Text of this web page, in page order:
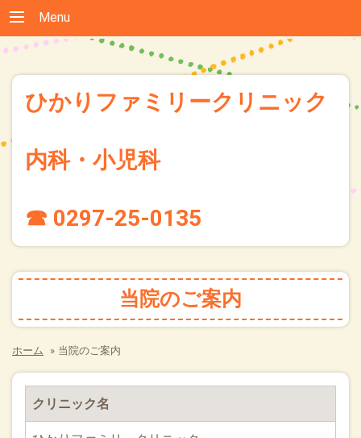
Menu
ひかりファミリークリニック
内科・小児科
☎ 0297-25-0135
当院のご案内
ホーム » 当院のご案内
クリニック名